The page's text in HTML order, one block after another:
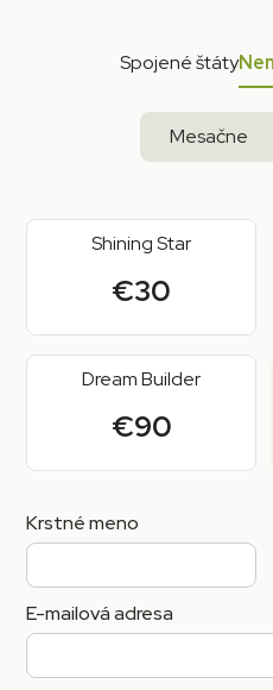
Spojené štáty
Mesačne
Shining Star
€30
Dream Builder
€90
Krstné meno
E-mailová adresa